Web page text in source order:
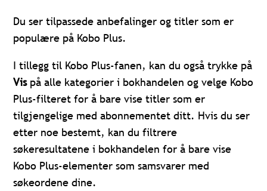
Du ser tilpassede anbefalinger og titler som er
populære på Kobo Plus.
I tillegg til Kobo Plus-fanen, kan du også trykke på
Vis på alle kategorier i bokhandelen og velge Kobo
Plus-filteret for å bare vise titler som er
tilgjengelige med abonnementet ditt. Hvis du ser
etter noe bestemt, kan du filtrere
søkeresultatene i bokhandelen for å bare vise
Kobo Plus-elementer som samsvarer med
søkeordene dine.